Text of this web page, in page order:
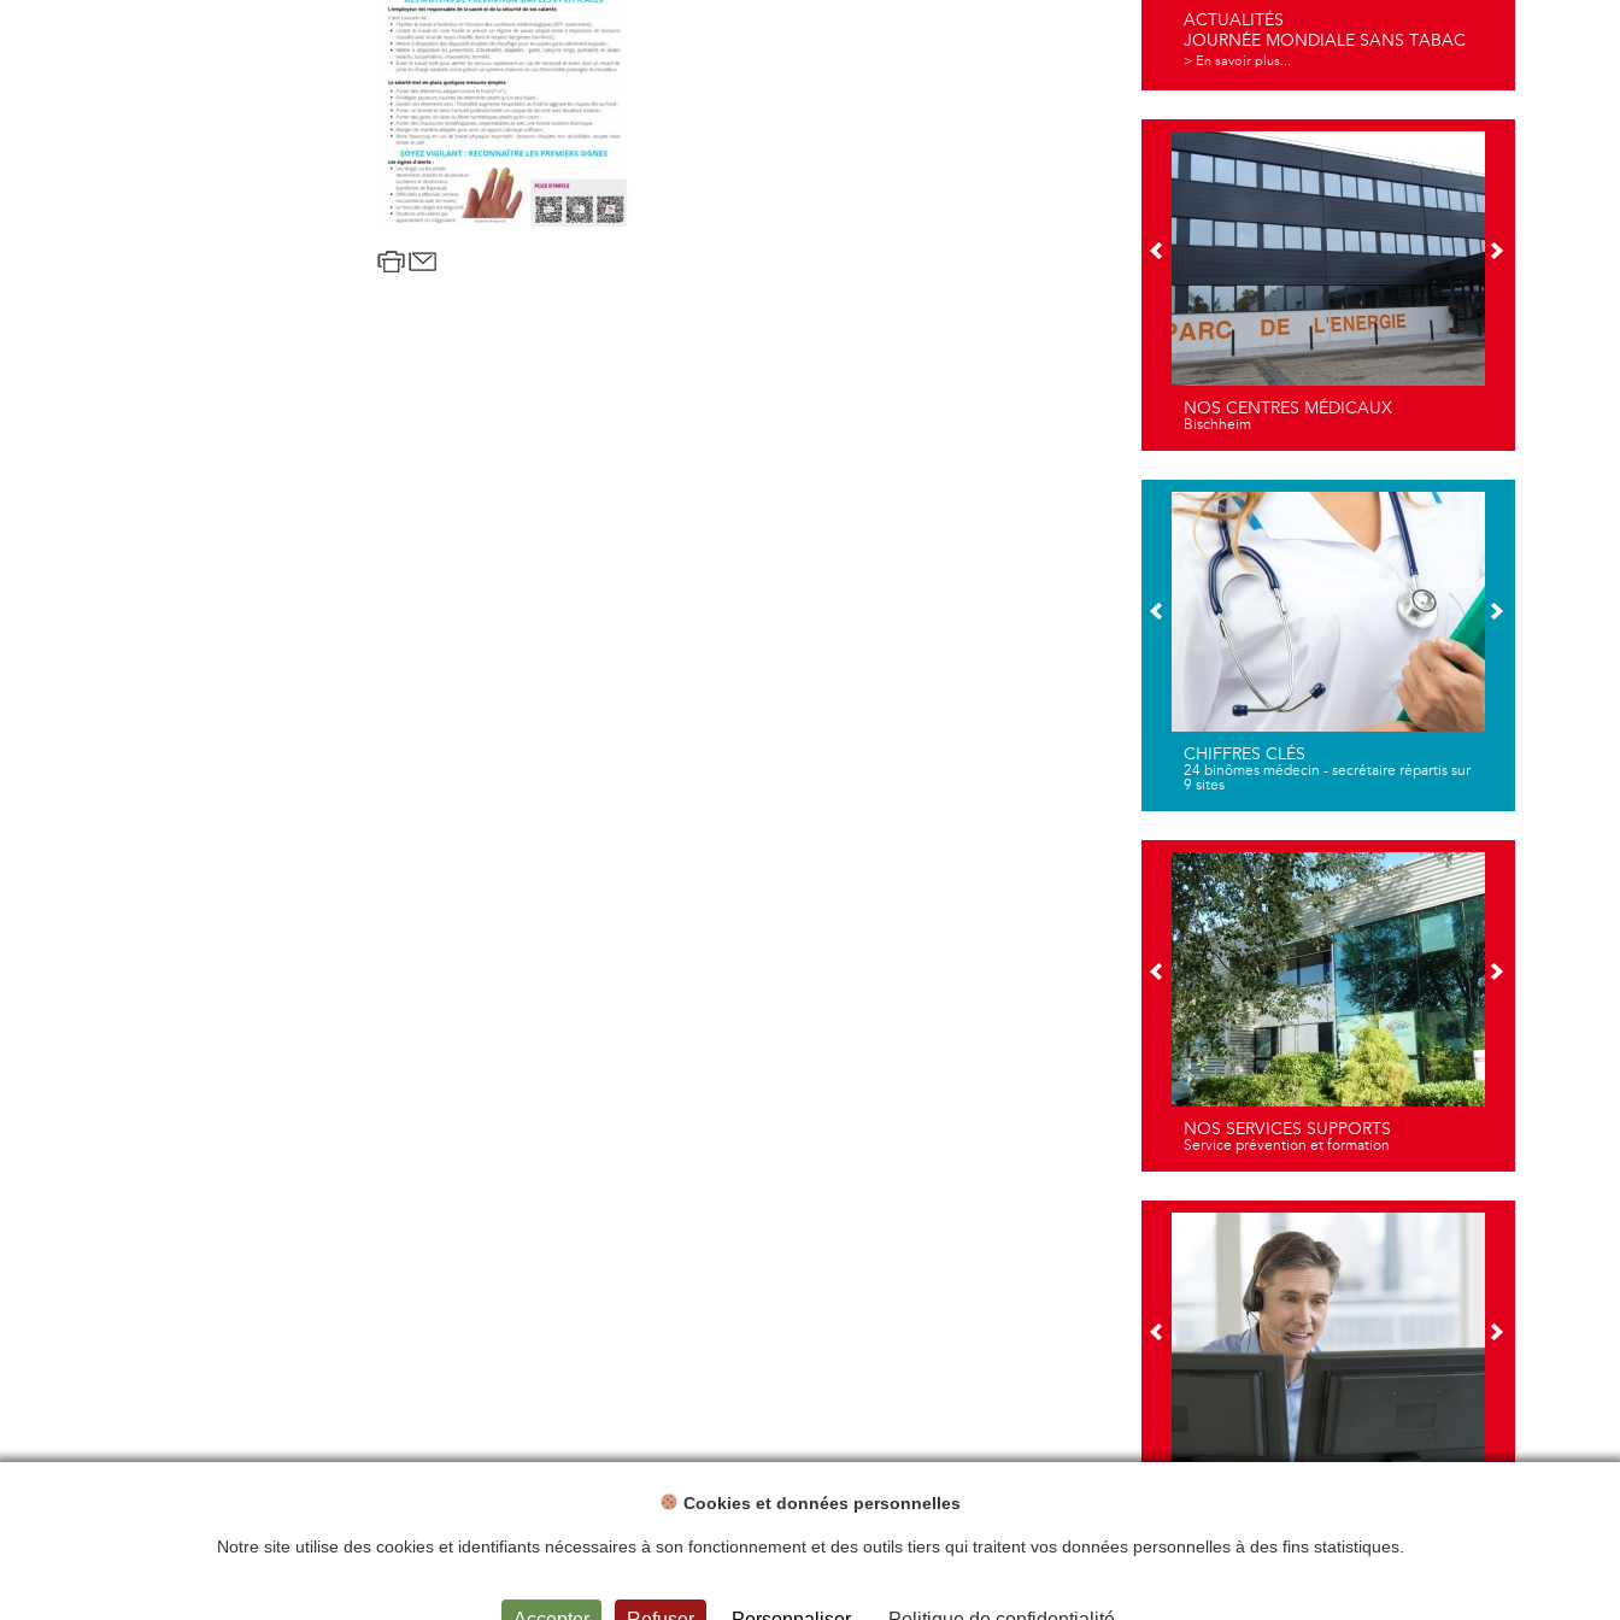
ACTUALITÉS
JOURNÉE MONDIALE SANS TABAC
> En savoir plus...
NOS CENTRES MÉDICAUX
Bischheim
CHIFFRES CLÉS
24 binômes médecin - secrétaire répartis sur
9 sites
NOS SERVICES SUPPORTS
Service prévention et formation
Mentions légales Politique de confidentialité Plan du site Contact
Cookies et données personnelles
Notre site utilise des cookies et identifiants nécessaires à son fonctionnement et des outils tiers qui traitent vos données personnelles à des fins statistiques.